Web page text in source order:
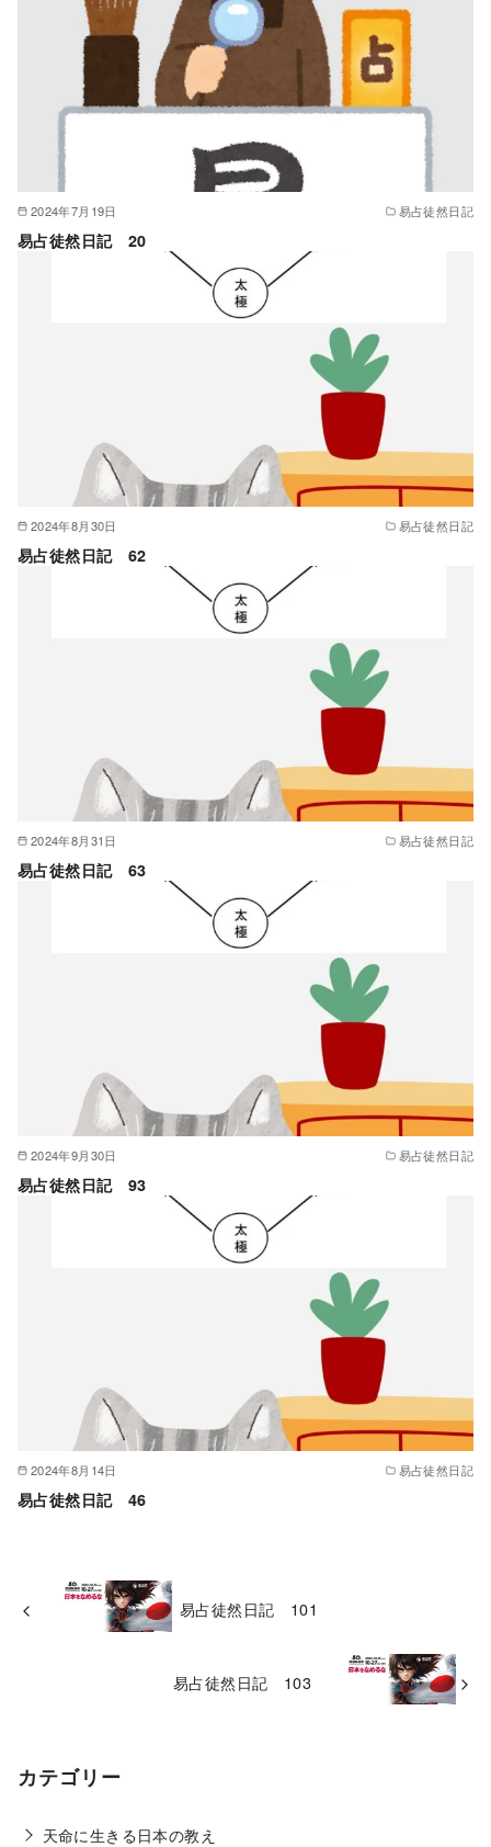
2024年7月19日 易占徒然日記
易占徒然日記 20
2024年8月30日 易占徒然日記
易占徒然日記 62
2024年8月31日 易占徒然日記
易占徒然日記 63
2024年9月30日 易占徒然日記
易占徒然日記 93
2024年8月14日 易占徒然日記
易占徒然日記 46
易占徒然日記 101
易占徒然日記 103
カテゴリー
天命に生きる日本の教え